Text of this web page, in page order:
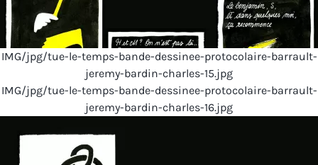
IMG/jpg/tue-le-temps-bande-dessinee-protocolaire-barrault-
jeremy-bardin-charles-15.jpg
IMG/jpg/tue-le-temps-bande-dessinee-protocolaire-barrault-
jeremy-bardin-charles-16.jpg